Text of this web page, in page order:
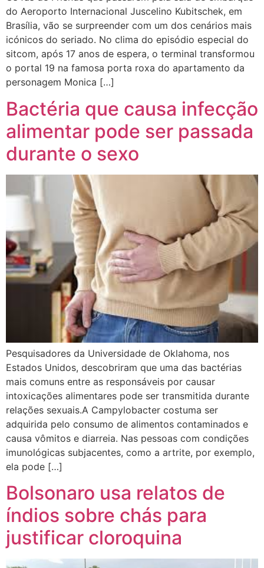
do Aeroporto Internacional Juscelino Kubitschek, em
Brasília, vão se surpreender com um dos cenários mais
icónicos do seriado. No clima do episódio especial do
sitcom, após 17 anos de espera, o terminal transformou
o portal 19 na famosa porta roxa do apartamento da
personagem Monica […]
Bactéria que causa infecção
alimentar pode ser passada
durante o sexo
Pesquisadores da Universidade de Oklahoma, nos
Estados Unidos, descobriram que uma das bactérias
mais comuns entre as responsáveis por causar
intoxicações alimentares pode ser transmitida durante
relações sexuais.A Campylobacter costuma ser
adquirida pelo consumo de alimentos contaminados e
causa vômitos e diarreia. Nas pessoas com condições
imunológicas subjacentes, como a artrite, por exemplo,
ela pode […]
Bolsonaro usa relatos de
índios sobre chás para
justificar cloroquina